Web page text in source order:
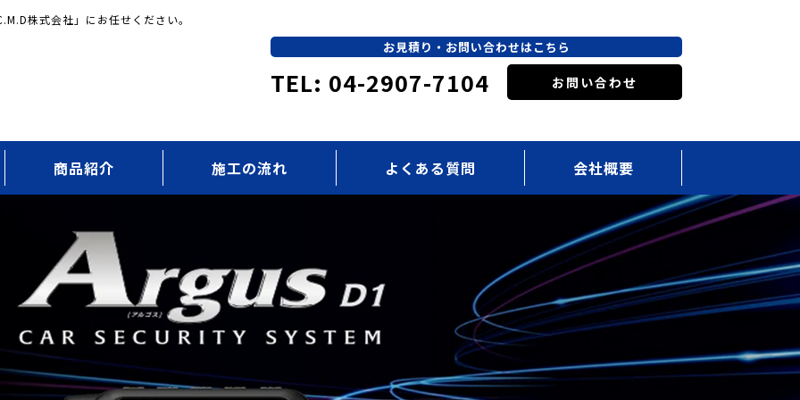
株式会社」にお任せください。
お見積り・お問い合わせはこちら
TEL: 04-2907-7104 お問い合わせ
商品紹介 施工の流れ よくある質問 会社概要